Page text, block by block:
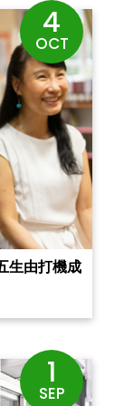
生由打機成
4
OCT
1
SEP